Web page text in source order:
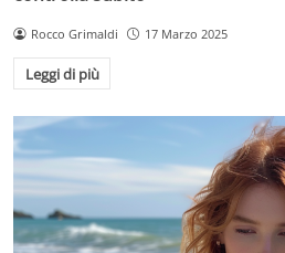
Rocco Grimaldi 17 Marzo 2025
Leggi di più